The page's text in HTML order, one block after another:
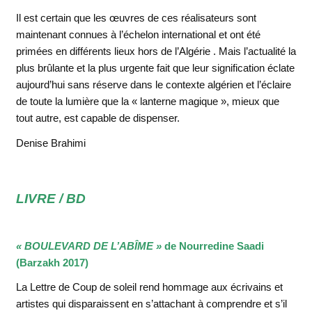
Il est certain que les œuvres de ces réalisateurs sont
maintenant connues à l’échelon international et ont été
primées en différents lieux hors de l’Algérie . Mais l’actualité la
plus brûlante et la plus urgente fait que leur signification éclate
aujourd’hui sans réserve dans le contexte algérien et l’éclaire
de toute la lumière que la « lanterne magique », mieux que
tout autre, est capable de dispenser.
Denise Brahimi
LIVRE / BD
« BOULEVARD DE L’ABÎME »de Nourredine Saadi
(Barzakh 2017)
La Lettre de Coup de soleil rend hommage aux écrivains et
artistes qui disparaissent en s’attachant à comprendre et s’il